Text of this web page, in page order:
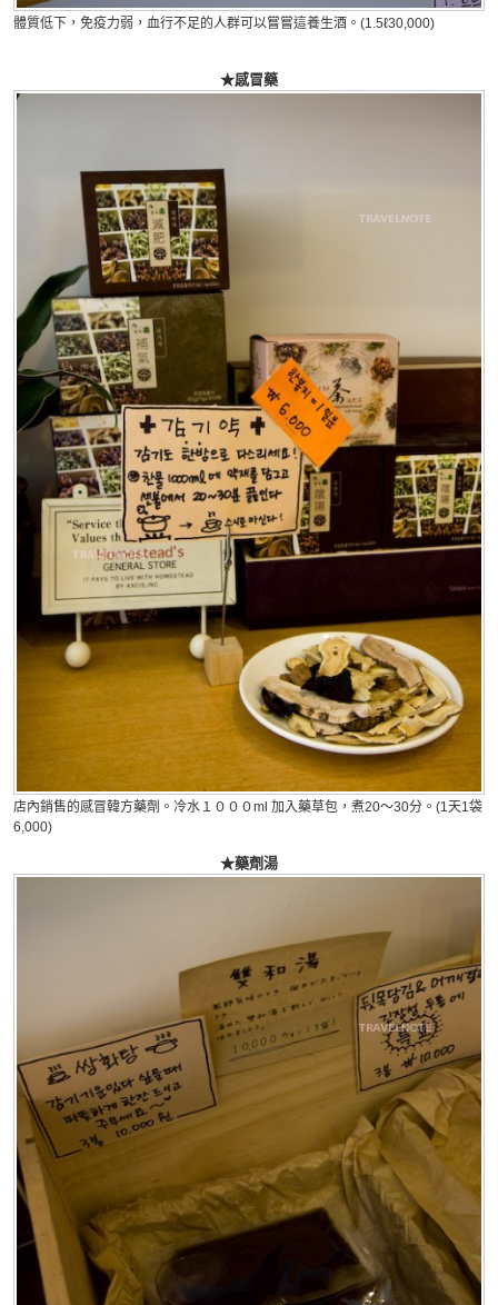
體質低下，免疫力弱，血行不足的人群可以嘗嘗這養生酒。(1.5ℓ30,000)
★感冒藥
店內銷售的感冒韓方藥劑。冷水１０００ml 加入藥草包，煮20～30分。(1天1袋
6,000)
★藥劑湯